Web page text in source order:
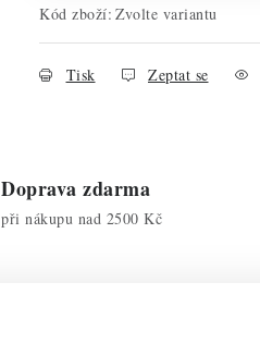
Kód zboží: Zvolte variantu
Tisk Zeptat se
Doprava zdarma
při nákupu nad 2500 Kč